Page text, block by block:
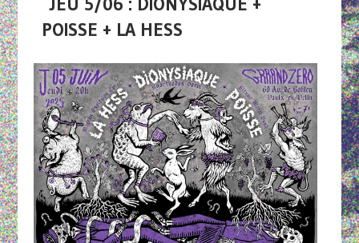
POISSE + LA HESS